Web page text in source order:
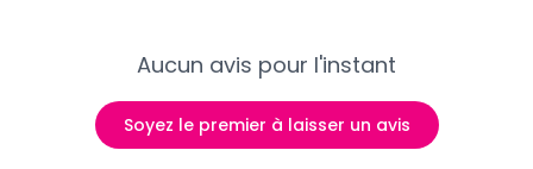
Aucun avis pour l'instant
Soyez le premier à laisser un avis